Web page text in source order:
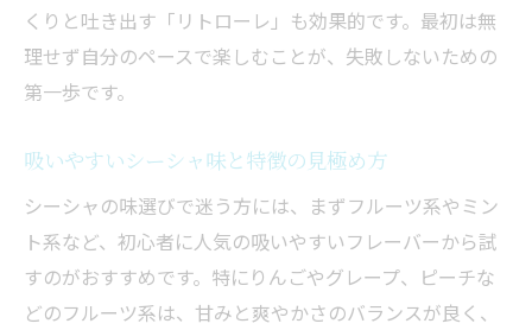
くりと吐き出す「リトローレ」も効果的です。最初は無
理せず自分のペースで楽しむことが、失敗しないための
第一歩です。
吸いやすいシーシャ味と特徴の見極め方
シーシャの味選びで迷う方には、まずフルーツ系やミン
ト系など、初心者に人気の吸いやすいフレーバーから試
すのがおすすめです。特にりんごやグレープ、ピーチな
どのフルーツ系は、甘みと爽やかさのバランスが良く、